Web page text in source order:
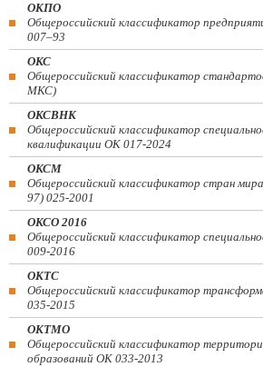
ОКПО
Общероссийский классификатор
007–93
ОКС
Общероссийский классификатор
МКС)
ОКСВНК
Общероссийский классификатор
квалификации ОК 017-2024
ОКСМ
Общероссийский классификатор стран
97) 025-2001
ОКСО 2016
Общероссийский классификатор
009-2016
ОКТС
Общероссийский классификатор
035-2015
ОКТМО
Общероссийский классификатор
образований ОК 033-2013